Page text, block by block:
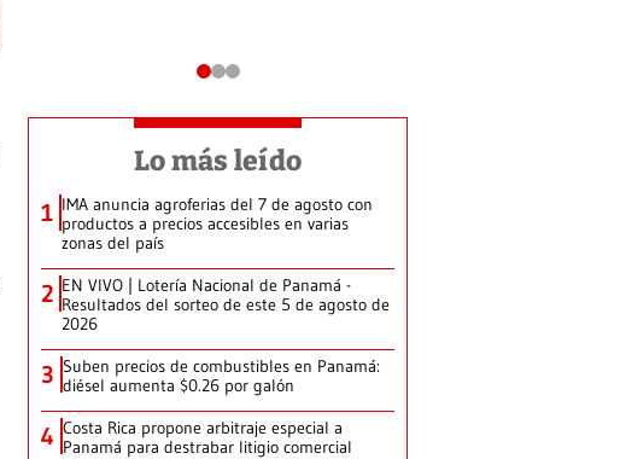
Lo más leído
1 IMA anuncia agroferias del 7 de agosto con
productos a precios accesibles en varias
zonas del país
2 EN VIVO | Lotería Nacional de Panamá -
Resultados del sorteo de este 5 de agosto de
2026
3 Suben precios de combustibles en Panamá:
diésel aumenta $0.26 por galón
4 Costa Rica propone arbitraje especial a
Panamá para destrabar litigio comercial